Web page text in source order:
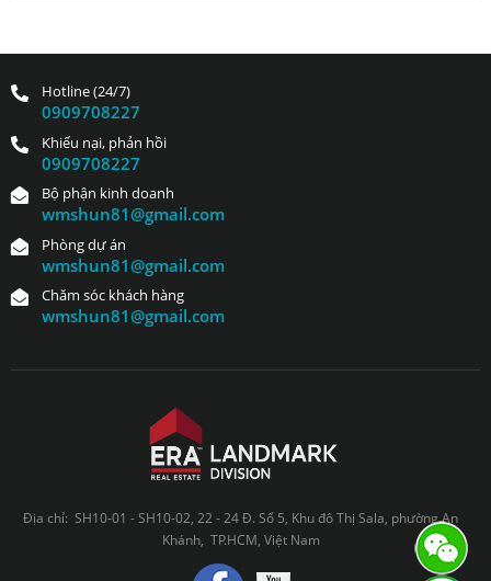
Hotline (24/7)
0909708227
Khiếu nại, phản hồi
0909708227
Bộ phận kinh doanh
wmshun81@gmail.com
Phòng dự án
wmshun81@gmail.com
Chăm sóc khách hàng
wmshun81@gmail.com
Địa chỉ: SH10-01 - SH10-02, 22 - 24 Đ. Số 5, Khu đô Thị Sala, phường An
Khánh, TP.HCM, Việt Nam